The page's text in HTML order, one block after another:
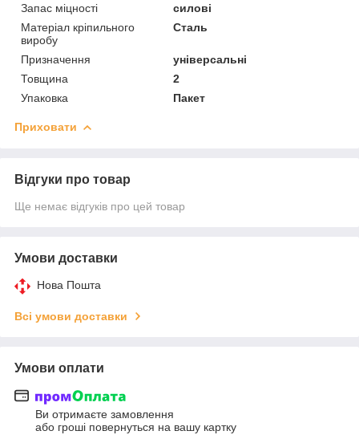
Запас міцності
силові
Матеріал кріпильного
виробу
Сталь
Призначення
універсальні
Товщина
2
Упаковка
Пакет
Приховати
Відгуки про товар
Ще немає відгуків про цей товар
Умови доставки
Нова Пошта
Всі умови доставки
Умови оплати
Ви отримаєте замовлення
або гроші повернуться на вашу картку